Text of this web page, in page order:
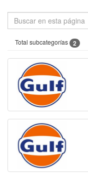
Total subcategorías 2